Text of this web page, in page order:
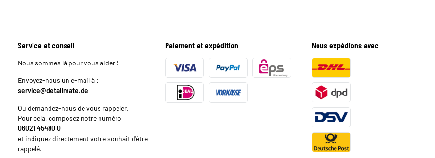
Service et conseil
Nous sommes là pour vous aider !
Envoyez-nous un e-mail à :
service@detailmate.de
Ou demandez-nous de vous rappeler.
Pour cela, composez notre numéro
06021 45480 0
et indiquez directement votre souhait d'être
rappelé.
Paiement et expédition Nous expédions avec